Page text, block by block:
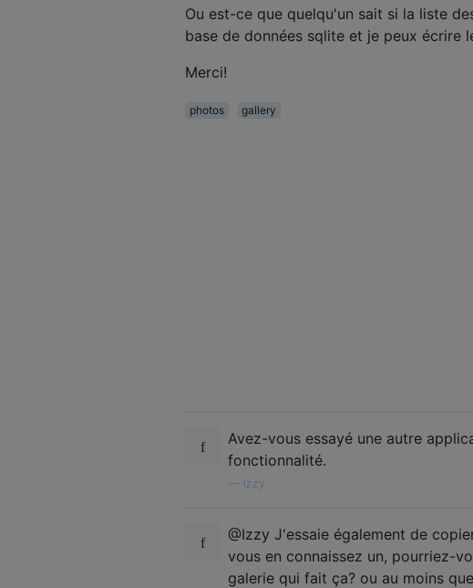
Ou est-ce que quelqu'un sait si la liste
base de données sqlite et je peux écrire
Merci!
photos gallery
Avez-vous essayé une autre
fonctionnalité.
Izzy
@Izzy J'essaie également de
vous en connaissez un, pourriez-
galerie qui fait ça? ou au moins